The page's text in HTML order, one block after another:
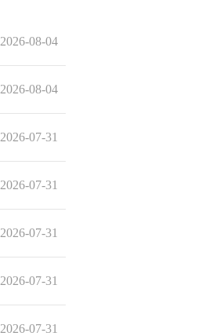
2026-08-04
2026-08-04
2026-07-31
2026-07-31
2026-07-31
2026-07-31
2026-07-31